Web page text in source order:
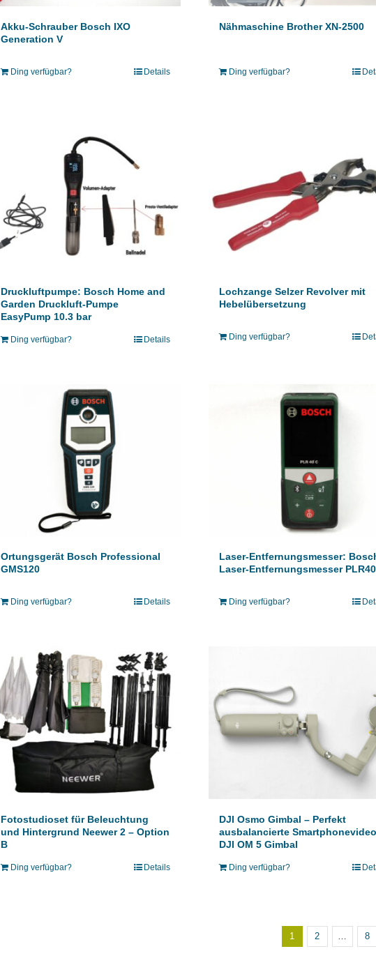
Akku-Schrauber Bosch IXO
Generation V
Ding verfügbar? Details
Nähmaschine Brother XN-2500
Ding verfügbar?
Druckluftpumpe: Bosch Home and
Garden Druckluft-Pumpe
EasyPump 10.3 bar
Ding verfügbar? Details
Lochzange Selzer Revolver mit
Hebelübersetzung
Ding verfügbar?
Ortungsgerät Bosch Professional
GMS120
Ding verfügbar? Details
Laser-Entfernungsmesser:
Laser-Entfernungsmesser
Ding verfügbar?
Fotostudioset für Beleuchtung
und Hintergrund Neewer 2 – Option
B
Ding verfügbar? Details
DJI Osmo Gimbal – Perfekt
ausbalancierte
DJI OM 5 Gimbal
Ding verfügbar?
1 2 … 8